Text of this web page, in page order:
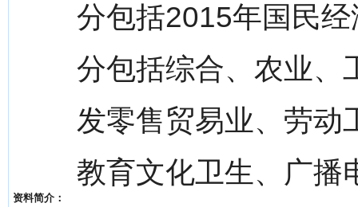
资料简介：
分包括2015年国民
分包括综合、农业、
发零售贸易业、劳动
教育文化卫生、广播